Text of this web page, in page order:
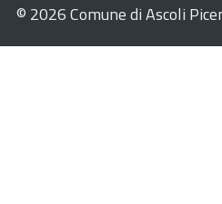
© 2026 Comune di Ascoli